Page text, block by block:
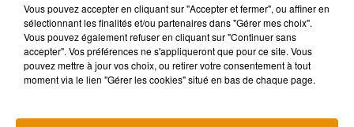
5 août 2026
Après le film, bientôt une docu-série sur
le père de Michael Jackson
Vous pouvez accepter en cliquant sur "Accepter et fermer", ou affiner en
sélectionnant les finalités et/ou partenaires dans "Gérer mes choix".
Vous pouvez également refuser en cliquant sur "Continuer sans
accepter". Vos préférences ne s'appliqueront que pour ce site. Vous
pouvez mettre à jour vos choix, ou retirer votre consentement à tout
moment via le lien "Gérer les cookies" situé en bas de chaque page.